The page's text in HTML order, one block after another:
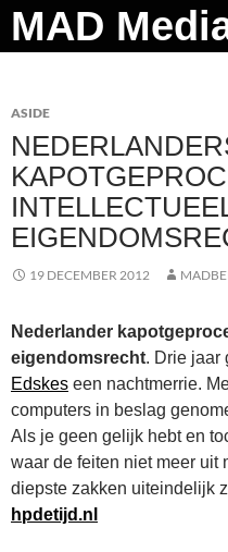
Ga
naar
Zoeken
ASIDE
19 DECEMBER 2012
Nederlander
eigendomsrecht. Drie jaar
Edskes een nachtmerrie.
computers in beslag
Als je geen gelijk hebt en
waar de feiten niet meer uit
diepste zakken uiteindelijk
hpdetijd.nl